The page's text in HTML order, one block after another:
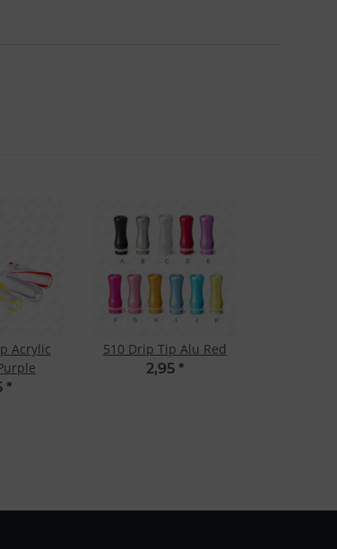
Acrylic
*
510 Drip Tip Alu Red
2,95 *